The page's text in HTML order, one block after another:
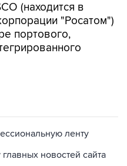
(находится в
"Росатом")
портового,
ленту
новостей сайта